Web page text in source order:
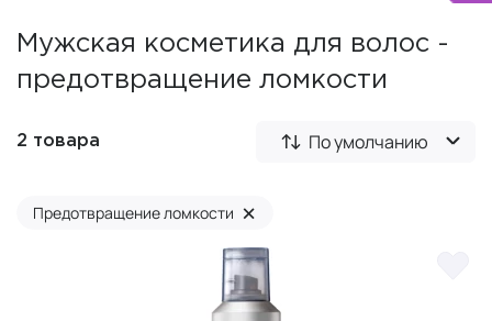
Мужская косметика для волос -
предотвращение ломкости
2 товара По умолчанию
Предотвращение ломкости ×